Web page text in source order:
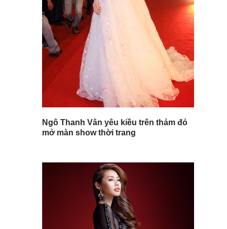
Ngô Thanh Vân yêu kiều trên thảm đỏ
mở màn show thời trang